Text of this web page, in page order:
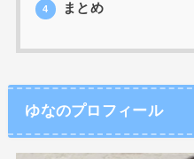
4 まとめ
ゆなのプロフィール